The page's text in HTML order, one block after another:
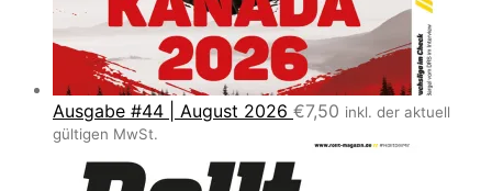
Ausgabe #44 | August 2026 €7,50 inkl. der aktuell
gültigen MwSt.